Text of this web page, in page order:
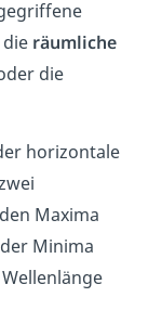
räumliche
die
horizontale
Maxima
Minima